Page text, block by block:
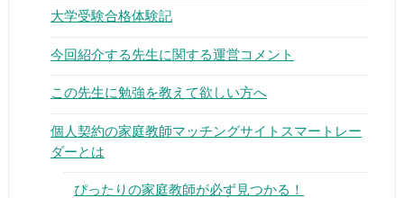
大学受験合格体験記
今回紹介する先生に関する運営コメント
この先生に勉強を教えて欲しい方へ
個人契約の家庭教師マッチングサイトスマートレー
ダーとは
ぴったりの家庭教師が必ず見つかる！